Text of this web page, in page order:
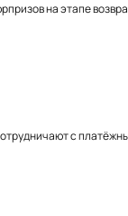
на этапе
с